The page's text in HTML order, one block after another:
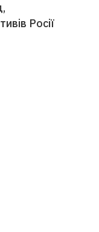
Росії